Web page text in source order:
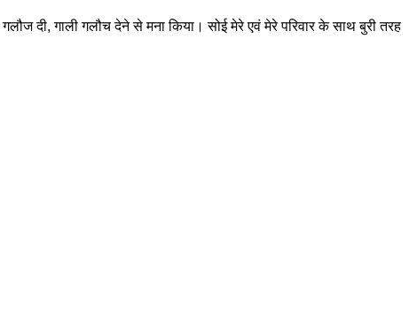
गलौज दी, गाली गलौच देने से मना किया। सोई मेरे एवं मेरे परिवार के साथ बुरी तरह